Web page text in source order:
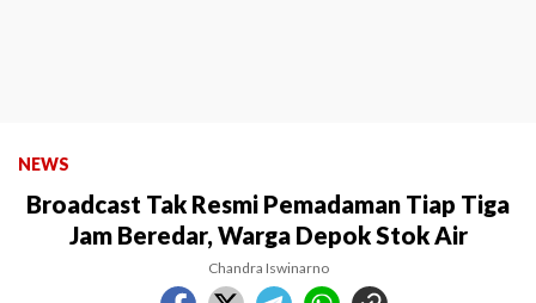
NEWS
Broadcast Tak Resmi Pemadaman Tiap Tiga
Jam Beredar, Warga Depok Stok Air
Chandra Iswinarno